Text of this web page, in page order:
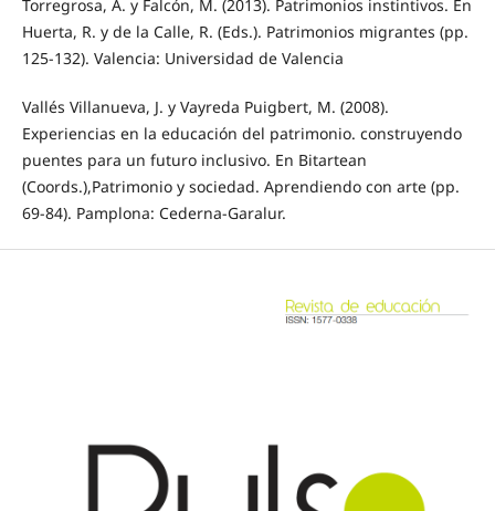
Torregrosa, A. y Falcón, M. (2013). Patrimonios instintivos. En
Huerta, R. y de la Calle, R. (Eds.). Patrimonios migrantes (pp.
125-132). Valencia: Universidad de Valencia
Vallés Villanueva, J. y Vayreda Puigbert, M. (2008).
Experiencias en la educación del patrimonio. construyendo
puentes para un futuro inclusivo. En Bitartean
(Coords.),Patrimonio y sociedad. Aprendiendo con arte (pp.
69-84). Pamplona: Cederna-Garalur.